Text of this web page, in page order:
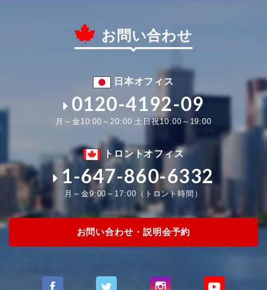
お問い合わせ
日本オフィス
0120-4192-09
月～金10:00～20:00 土日祝10:00～19:00
トロントオフィス
1-647-860-6332
月～金9:00～17:00（トロント時間）
お問い合わせ・説明会予約